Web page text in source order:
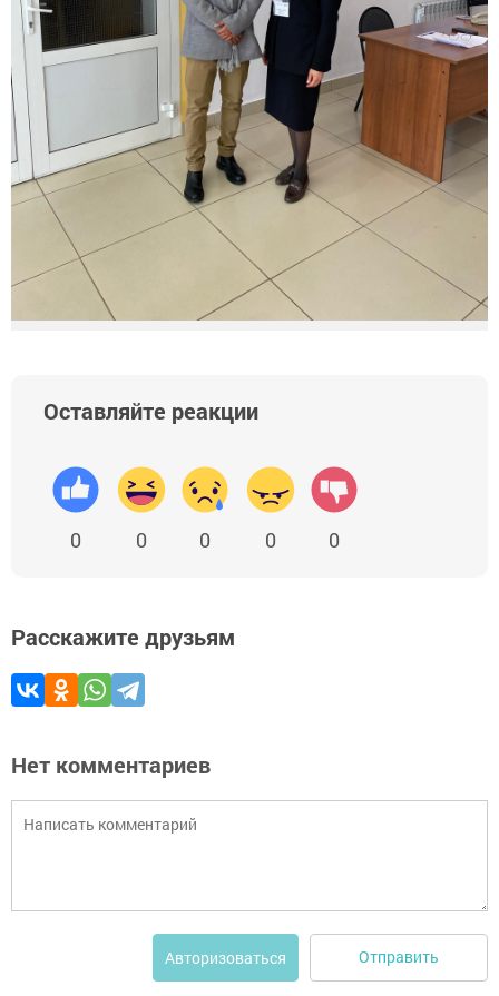
Оставляйте реакции
0 0 0 0 0
Расскажите друзьям
Нет комментариев
Авторизоваться Отправить